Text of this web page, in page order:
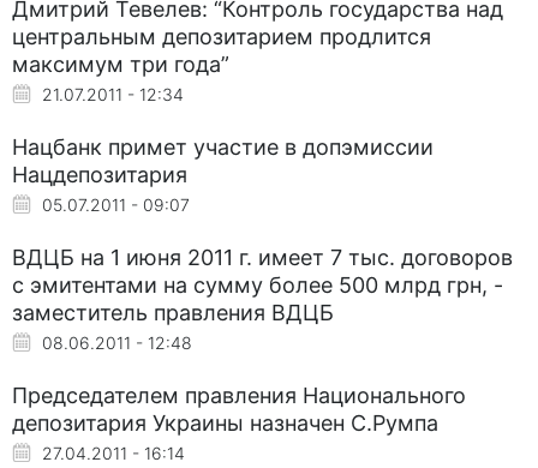
Дмитрий Тевелев: “Контроль государства над
центральным депозитарием продлится
максимум три года”
21.07.2011 - 12:34
Нацбанк примет участие в допэмиссии
Нацдепозитария
05.07.2011 - 09:07
ВДЦБ на 1 июня 2011 г. имеет 7 тыс. договоров
с эмитентами на сумму более 500 млрд грн, -
заместитель правления ВДЦБ
08.06.2011 - 12:48
Председателем правления Национального
депозитария Украины назначен С.Румпа
27.04.2011 - 16:14